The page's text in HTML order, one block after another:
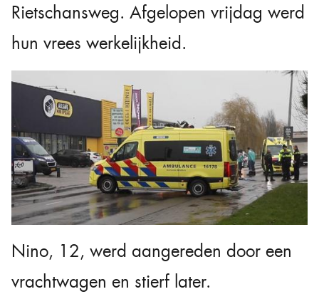
Rietschansweg. Afgelopen vrijdag werd
hun vrees werkelijkheid.
Nino, 12, werd aangereden door een
vrachtwagen en stierf later.